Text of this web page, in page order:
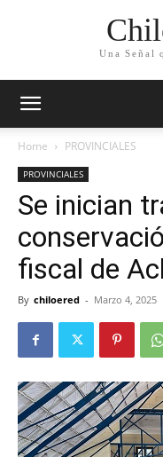
Una Señal
Home PROVINCIALES
PROVINCIALES
Se inician
fiscal de
By chiloered - Marzo 4, 2025